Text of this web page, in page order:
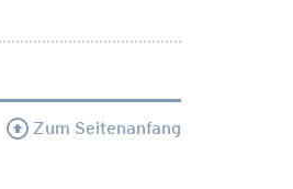
Zum Seitenanfang